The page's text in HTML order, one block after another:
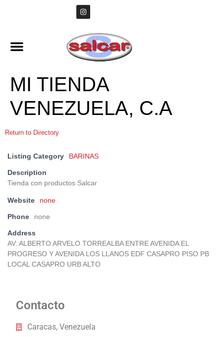
MI TIENDA
VENEZUELA, C.A
Return to Directory
Listing Category BARINAS
Description
Tienda con productos Salcar
Website none
Phone none
Address
AV. ALBERTO ARVELO TORREALBA ENTRE AVENIDA EL
PROGRESO Y AVENIDA LOS LLANOS EDF CASAPRO PISO PB
LOCAL CASAPRO URB ALTO
Contacto
Caracas, Venezuela